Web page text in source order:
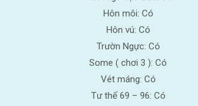
Hôn môi: Có
Hôn vú: Có
Trườn Ngực: Có
Some ( chơi 3 ): Có
Vét máng: Có
Tư thế 69 – 96: Có